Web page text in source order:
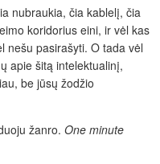
nubraukia, čia kablelį, čia
koridorius eini, ir vėl kas
nešu pasirašyti. O tada vėl
apie šitą intelektualinį,
be jūsų žodžio
žanro. One minute